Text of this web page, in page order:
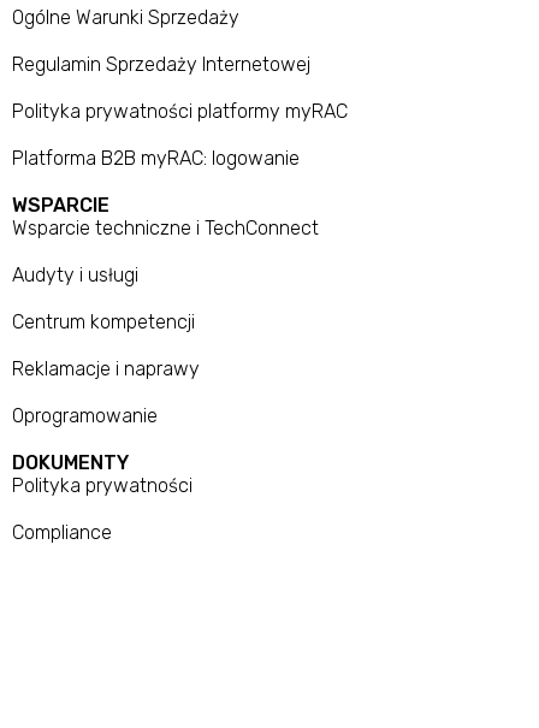
Ogólne Warunki Sprzedaży
Regulamin Sprzedaży Internetowej
Polityka prywatności platformy myRAC
Platforma B2B myRAC: logowanie
WSPARCIE
Wsparcie techniczne i TechConnect
Audyty i usługi
Centrum kompetencji
Reklamacje i naprawy
Oprogramowanie
DOKUMENTY
Polityka prywatności
Compliance